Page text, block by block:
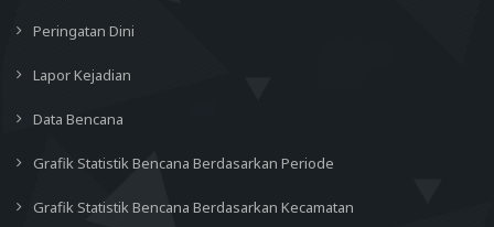
Peringatan Dini
Lapor Kejadian
Data Bencana
Grafik Statistik Bencana Berdasarkan Periode
Grafik Statistik Bencana Berdasarkan Kecamatan